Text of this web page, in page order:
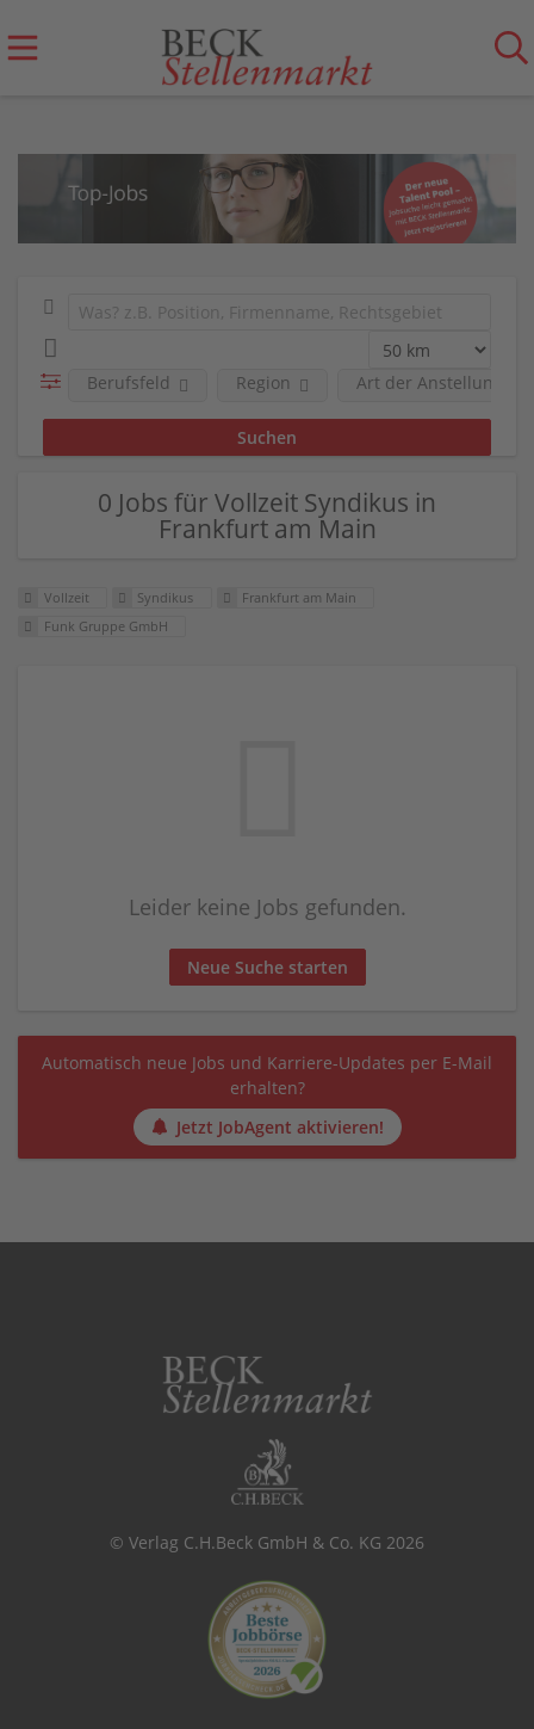
Berufsfeld Region Art der Anstellung
0 Jobs für Vollzeit Syndikus in
Frankfurt am Main
Vollzeit Syndikus
Frankfurt am Main
Funk Gruppe GmbH
Leider keine Jobs gefunden.
Neue Suche starten
Automatisch neue Jobs und Karriere-Updates per E-Mail
erhalten?
Jetzt JobAgent aktivieren!
© Verlag C.H.Beck GmbH & Co. KG 2026